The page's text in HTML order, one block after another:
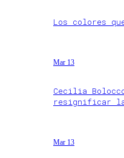
Los colores
Mar 13
Cecilia
resignificar la
Mar 13